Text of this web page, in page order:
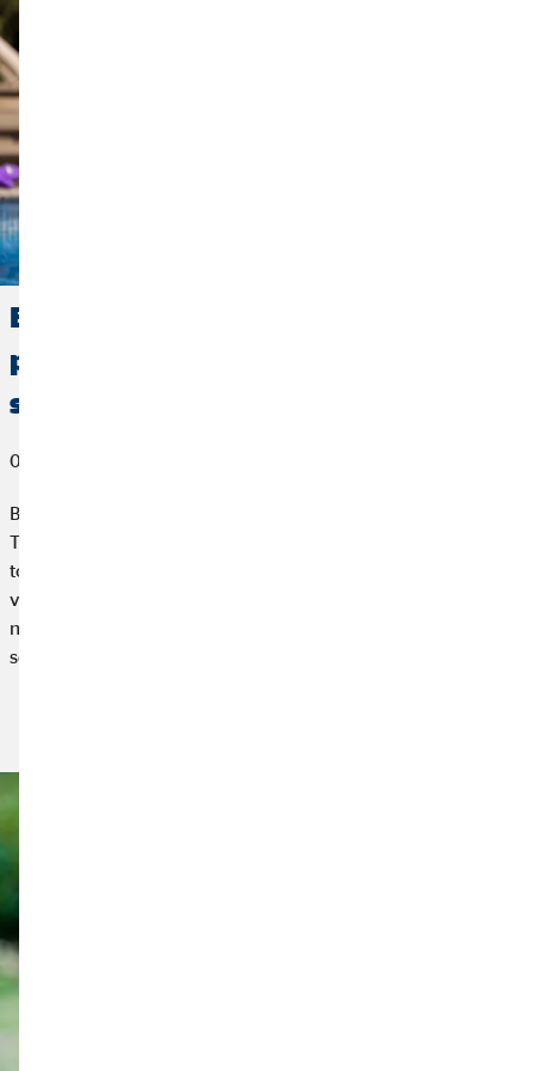
Enfin les beaux jours : Nos astuces
pour gérer son budget vacances et
son assurance voyage
05 juillet 2022
Backpacker en Thaïlande ou voyageur de première classe en
Tunisie, peu importe : il est utile d’avoir une assurance si nous
tombons malades peu de temps avant le départ ou si on nous a
volé des objets dans notre chambre d’hôtel. De cette façon,
nous sommes protégés des conséquences financières qu’un tel
scénario peut avoir et partir en vacances la tête légère.